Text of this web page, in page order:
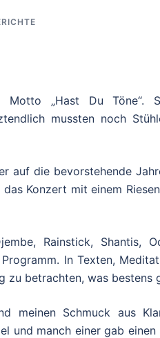
Motto „Hast Du Töne“.
mussten noch
auf die bevorstehende
Konzert mit einem
Rainstick, Shantis,
In Texten,
zu betrachten, was bestens
meinen Schmuck aus
und manch einer gab einen